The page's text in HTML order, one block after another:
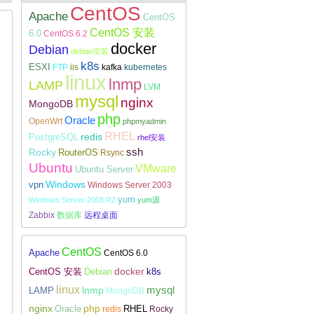
Linux下安装配置WireGuard
Apache CentOS CentOS
6.0 CentOS 6.2 CentOS 安装
Debian debian安装 docker
ESXI FTP iis k8s kafka kubernetes
LAMP linux lnmp LVM
MongoDB mysql nginx
OpenWrt Oracle php phpmyadmin
PostgreSQL redis RHEL rhel安装
Rocky RouterOS Rsync ssh
Ubuntu Ubuntu Server VMware
vpn Windows Windows Server 2003
Windows Server 2008 R2 yum yum源
Zabbix 数据库 远程桌面
Apache CentOS CentOS 6.0
CentOS 安装 Debian docker k8s
LAMP linux lnmp MongoDB mysql
nginx Oracle php redis RHEL Rocky